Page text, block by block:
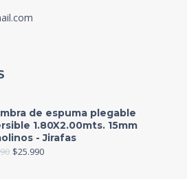
de espuma plegable
1.80X2.00mts. 15mm
- Jirafas
$25.990